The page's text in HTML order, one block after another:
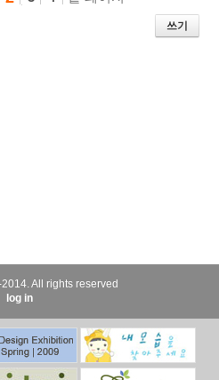
쓰기
All rights reserved
log in